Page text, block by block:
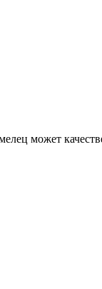
может